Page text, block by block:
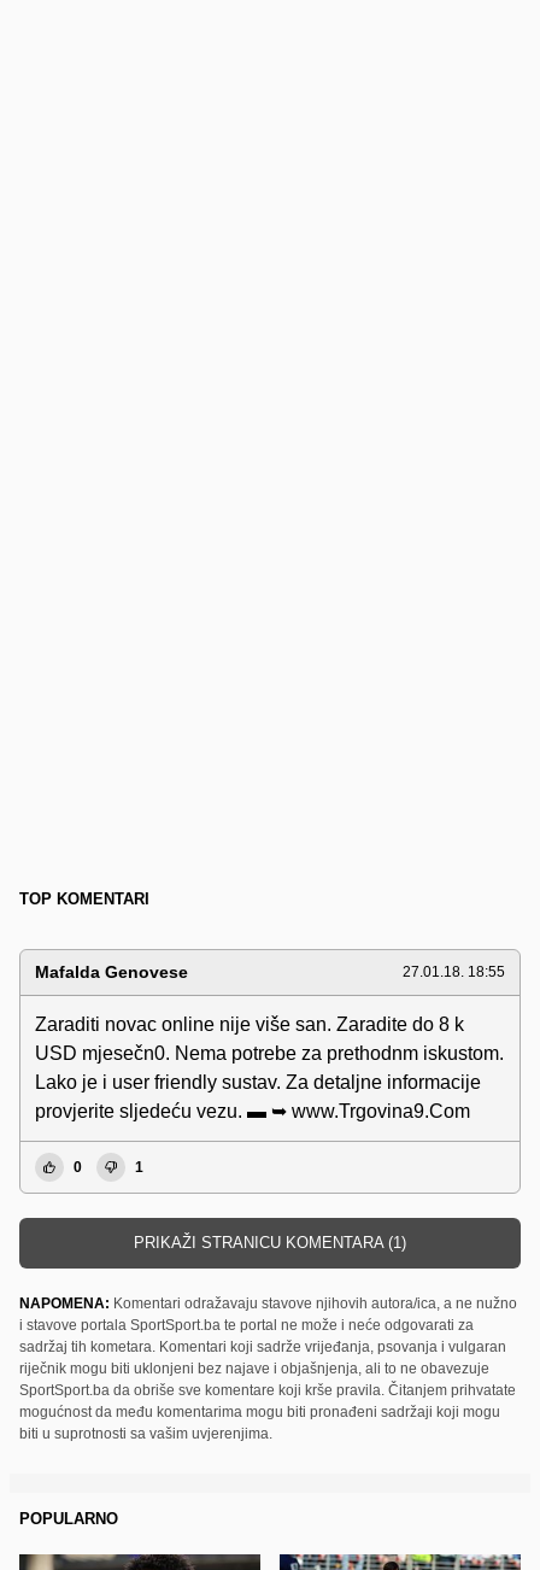
TOP KOMENTARI
Mafalda Genovese 27.01.18. 18:55
Zaraditi novac online nije više san. Zaradite do 8 k
USD mjesečn0. Nema potrebe za prethodnm iskustom.
Lako je i user friendly sustav. Za detaljne informacije
provjerite sljedeću vezu. ▬ ➥ w­w­w.­T­r­g­o­v­i­n­a­9­.C­o­m
0 1
PRIKAŽI STRANICU KOMENTARA (1)
NAPOMENA: Komentari odražavaju stavove njihovih autora/ica, a ne nužno
i stavove portala SportSport.ba te portal ne može i neće odgovarati za
sadržaj tih kometara. Komentari koji sadrže vrijeđanja, psovanja i vulgaran
riječnik mogu biti uklonjeni bez najave i objašnjenja, ali to ne obavezuje
SportSport.ba da obriše sve komentare koji krše pravila. Čitanjem prihvatate
mogućnost da među komentarima mogu biti pronađeni sadržaji koji mogu
biti u suprotnosti sa vašim uvjerenjima.
POPULARNO